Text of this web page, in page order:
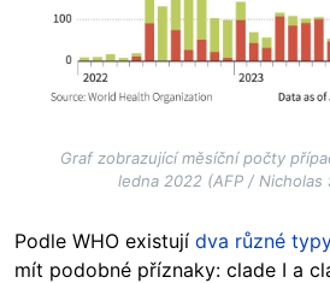
Graf zobrazující měsíční počty
ledna 2022 (AFP / Nicholas
Podle WHO existují dva různé
mít podobné příznaky: clade I a